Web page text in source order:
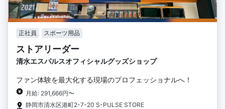
正社員 スポーツ用品
ストアリーダー
清水エスパルスオフィシャルグッズショップ
ファン体験を最大化する現場のプロフェッショナルへ！
月給: 291,666円〜
静岡市清水区港町2-7-20 S-PULSE STORE